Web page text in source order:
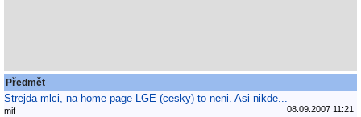
Předmět
Strejda mlci, na home page LGE (cesky) to neni. Asi nikde...
mif 08.09.2007 11:21